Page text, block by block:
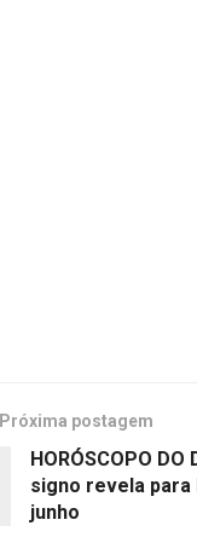
Próxima postagem
HORÓSCOPO
signo revela
junho